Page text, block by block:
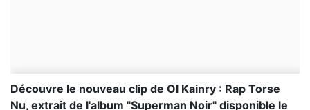
Découvre le nouveau clip de Ol Kainry : Rap Torse
Nu, extrait de l'album "Superman Noir" disponible le